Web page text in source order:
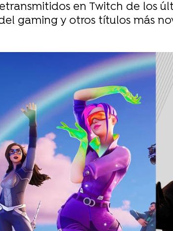
en Twitch de los
gaming y otros títulos más